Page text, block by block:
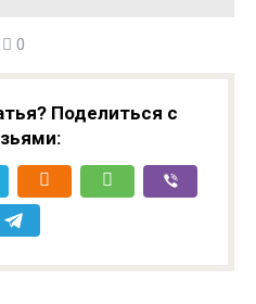
0
Поделиться с